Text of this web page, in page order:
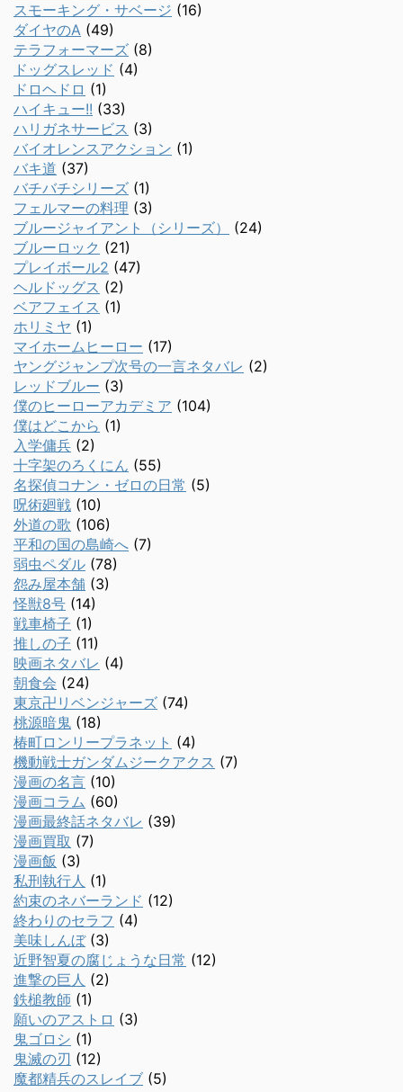
スモーキング・サベージ (16)
ダイヤのA (49)
テラフォーマーズ (8)
ドッグスレッド (4)
ドロヘドロ (1)
ハイキュー!! (33)
ハリガネサービス (3)
バイオレンスアクション (1)
バキ道 (37)
バチバチシリーズ (1)
フェルマーの料理 (3)
ブルージャイアント（シリーズ）
(24)
ブルーロック (21)
プレイボール2 (47)
ヘルドッグス (2)
ベアフェイス (1)
ホリミヤ (1)
マイホームヒーロー (17)
ヤングジャンプ次号の一言ネタバレ (2)
レッドブルー (3)
僕のヒーローアカデミア (104)
僕はどこから (1)
入学傭兵 (2)
十字架のろくにん (55)
名探偵コナン・ゼロの日常 (5)
呪術廻戦 (10)
外道の歌 (106)
平和の国の島崎へ (7)
弱虫ペダル (78)
怨み屋本舗 (3)
怪獣8号 (14)
戦車椅子 (1)
推しの子 (11)
映画ネタバレ (4)
朝食会 (24)
東京卍リベンジャーズ (74)
桃源暗鬼 (18)
椿町ロンリープラネット (4)
機動戦士ガンダムジークアクス (7)
漫画の名言 (10)
漫画コラム (60)
漫画最終話ネタバレ (39)
漫画買取 (7)
漫画飯 (3)
私刑執行人 (1)
約束のネバーランド (12)
終わりのセラフ (4)
美味しんぼ(3)
近野智夏の腐じょうな日常 (12)
進撃の巨人 (2)
鉄槌教師 (1)
願いのアストロ (3)
鬼ゴロシ (1)
鬼滅の刃 (12)
魔都精兵のスレイブ (5)